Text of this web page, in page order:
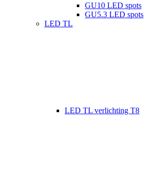
GU10 LED spots
GU5.3 LED spots
LED TL
LED TL verlichting T8